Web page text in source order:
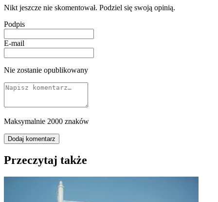
Nikt jeszcze nie skomentował. Podziel się swoją opinią.
Podpis
E-mail
Nie zostanie opublikowany
Maksymalnie 2000 znaków
Dodaj komentarz
Przeczytaj także